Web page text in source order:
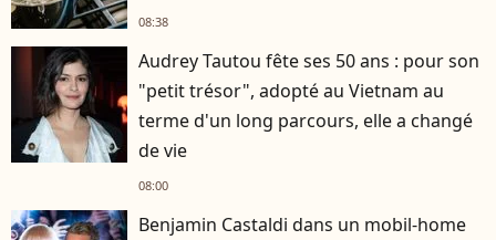
08:38
Audrey Tautou fête ses 50 ans : pour son
"petit trésor", adopté au Vietnam au
terme d'un long parcours, elle a changé
de vie
08:00
Benjamin Castaldi dans un mobil-home